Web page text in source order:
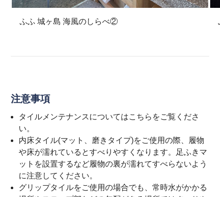
ふふ 城ヶ島 海風のしらべ②
注意事項
タイルメンテナンスについてはこちら をご覧くださ
い。
内床タイル(マット、磨きタイプ)をご使用の際、履物
や床が濡れているとすべりやすくなります。足ふきマ
ットを設置するなど履物の裏が濡れてすべらないよう
に注意してください。
グリップタイルをご使用の場合でも、常時水がかかる